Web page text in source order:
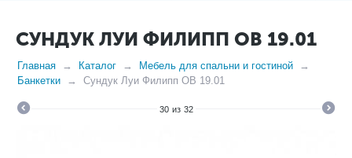
СУНДУК ЛУИ ФИЛИПП ОВ 19.01
Главная Каталог
Мебель для спальни и гостиной
Банкетки
Сундук Луи Филипп ОВ 19.01
30 из 32